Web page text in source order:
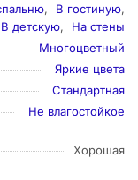
, В гостиную,
В детскую, На стены
Многоцветный
Яркие цвета
Стандартная
Не влагостойкое
Хорошая